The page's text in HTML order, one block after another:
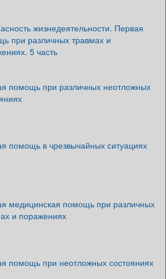
жизнедеятельности. Первая
при различных травмах и
5 часть
помощь при различных неотложных
помощь в чрезвычайных ситуациях
медицинская помощь при различных
и поражениях
помощь при неотложных состояниях